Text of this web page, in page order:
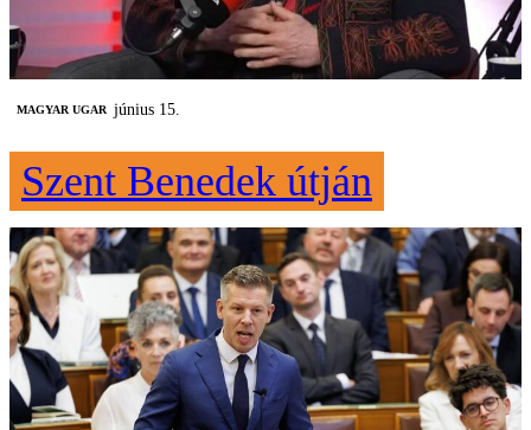
MAGYAR UGAR június 15.
Szent Benedek útján